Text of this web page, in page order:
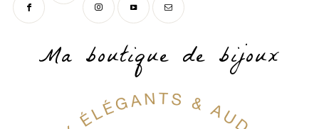
Ma boutique de bijoux